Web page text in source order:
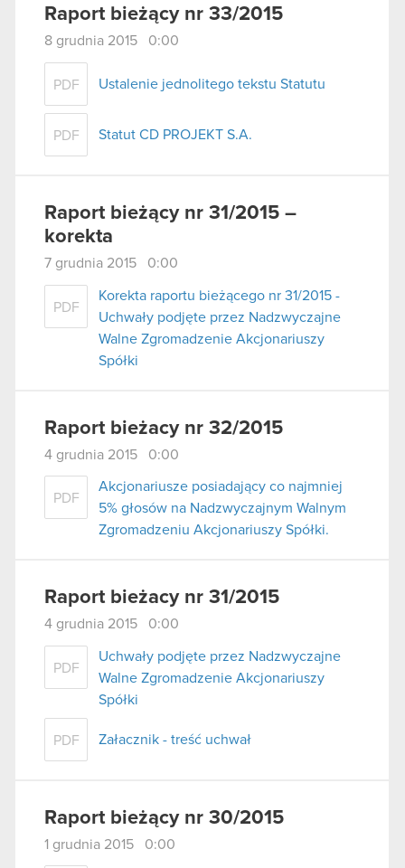
Raport bieżący nr 33/2015
8 grudnia 2015 0:00
PDF Ustalenie jednolitego tekstu Statutu
PDF Statut CD PROJEKT S.A.
Raport bieżący nr 31/2015 –
korekta
7 grudnia 2015 0:00
PDF
Korekta raportu bieżącego nr 31/2015 -
Uchwały podjęte przez Nadzwyczajne
Walne Zgromadzenie Akcjonariuszy
Spółki
Raport bieżacy nr 32/2015
4 grudnia 2015 0:00
PDF
Akcjonariusze posiadający co najmniej
5% głosów na Nadzwyczajnym Walnym
Zgromadzeniu Akcjonariuszy Spółki.
Raport bieżacy nr 31/2015
4 grudnia 2015 0:00
PDF
Uchwały podjęte przez Nadzwyczajne
Walne Zgromadzenie Akcjonariuszy
Spółki
PDF Załacznik - treść uchwał
Raport bieżący nr 30/2015
1 grudnia 2015 0:00